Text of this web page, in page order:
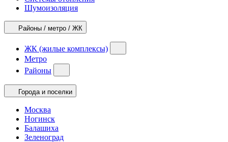
Шумоизоляция
Районы / метро / ЖК
ЖК (жилые комплексы)
Метро
Районы
Города и поселки
Москва
Ногинск
Балашиха
Зеленоград